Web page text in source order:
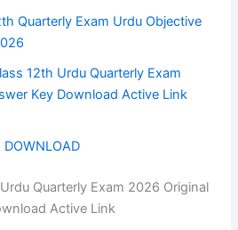
Quarterly Exam Urdu Objective
12th Urdu Quarterly Exam
Key Download Active Link
DOWNLOAD
Quarterly Exam 2026 Original
Active Link